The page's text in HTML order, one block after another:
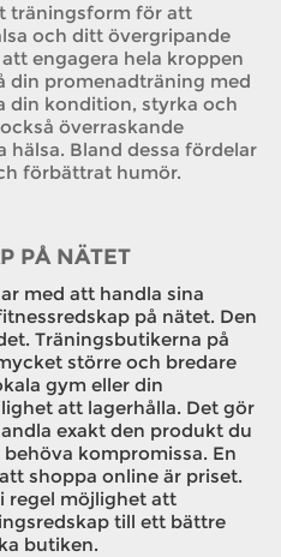
träningsform för att
och ditt övergripande
engagera hela kroppen
din promenadträning med
din kondition, styrka och
överraskande
Bland dessa fördelar
förbättrat humör.
PÅ NÄTET
med att handla sina
på nätet. Den
Träningsbutikerna på
större och bredare
gym eller din
att lagerhålla. Det gör
exakt den produkt du
kompromissa. En
shoppa online är priset.
regel möjlighet att
till ett bättre
butiken.